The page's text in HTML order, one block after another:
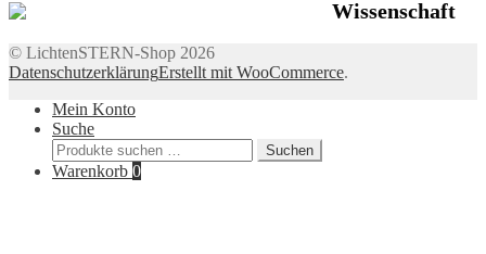
Wissenschaft
© LichtenSTERN-Shop 2026
DatenschutzerklärungErstellt mit WooCommerce.
Mein Konto
Suche
Suchen
nach:
Suchen
Warenkorb 0